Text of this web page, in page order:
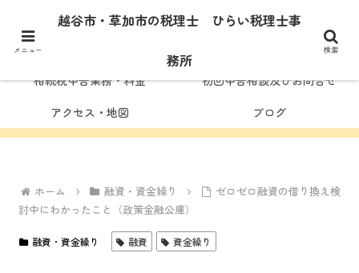
ひらい税理士事務所
ホーム
代表者紹介
相続税申告業務・料金
初回申告相談及びお問合せ
アクセス・地図
ブログ
ホーム 融資・資金繰り
ゼロゼロ融資の借り換え検
討中にわかったこと（政策金融公庫）
融資・資金繰り 融資 資金繰り
メニュー
越谷市・草加市の税理士 ひらい税理士事
務所
検索